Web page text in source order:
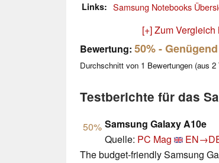
Links Samsung Notebooks
[+] Zum
Bewertung: 50%- Genügend
Durchschnitt von 1 Bewertungen (aus 2
Testberichte für das
50% Samsung Galaxy A10e
Quelle: PC Mag
The budget-friendly Samsung